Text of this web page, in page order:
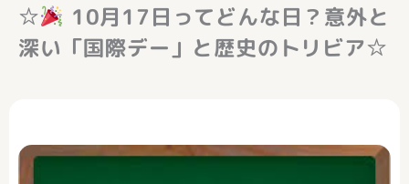
☆
10月17日ってどんな日？意外と
深い「国際デー」と歴史のトリビア☆